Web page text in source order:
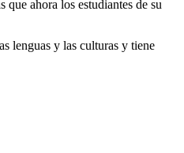
que ahora los estudiantes de su
lenguas y las culturas y tiene